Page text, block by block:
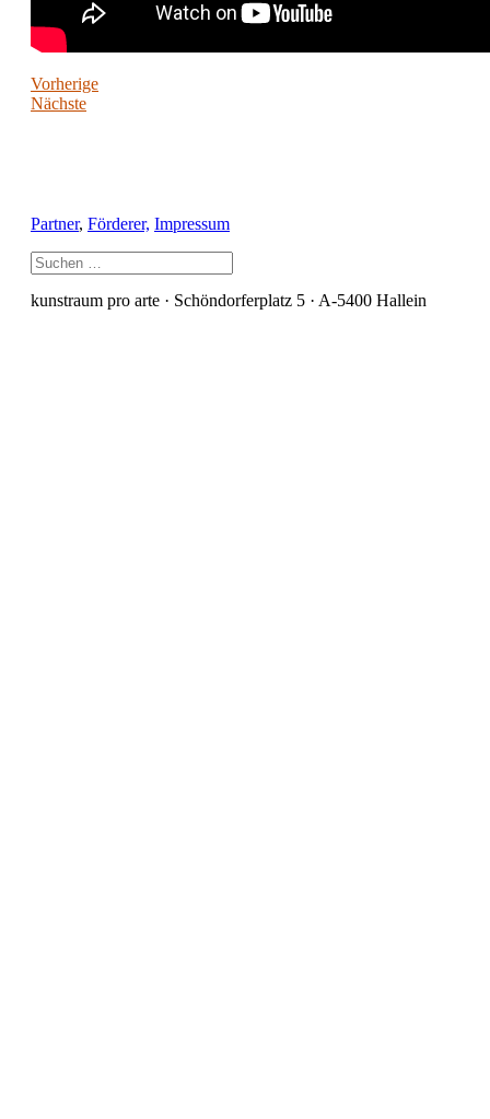
Vorherige
Nächste
Partner, Förderer, Impressum
kunstraum pro arte · Schöndorferplatz 5 · A-5400 Hallein